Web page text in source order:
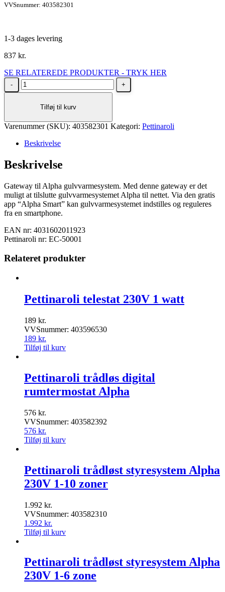
VVSnummer: 403582301
1-3 dages levering
837 kr.
SE RELATEREDE PRODUKTER - TRYK HER
Pettinaroli
gateway
Tilføj til kurv
Varenummer (SKU): 403582301 Kategori: Pettinaroli
Beskrivelse
Beskrivelse
Gateway til Alpha gulvvarmesystem. Med denne gateway er det
muligt at tilslutte gulvvarmesystemet Alpha til nettet. Via den gratis
app “Alpha Smart” kan gulvvarmesystemet indstilles og reguleres
fra en smartphone.
EAN nr: 4031602011923
Pettinaroli nr: EC-50001
Relateret produkter
Pettinaroli telestat 230V 1 watt
189 kr.
VVSnummer: 403596530
189 kr.
Tilføj til kurv
Pettinaroli trådløs digital
rumtermostat Alpha
576 kr.
VVSnummer: 403582392
576 kr.
Tilføj til kurv
Pettinaroli trådløst styresystem Alpha
230V 1-10 zoner
1.992 kr.
VVSnummer: 403582310
1.992 kr.
Tilføj til kurv
Pettinaroli trådløst styresystem Alpha
230V 1-6 zone